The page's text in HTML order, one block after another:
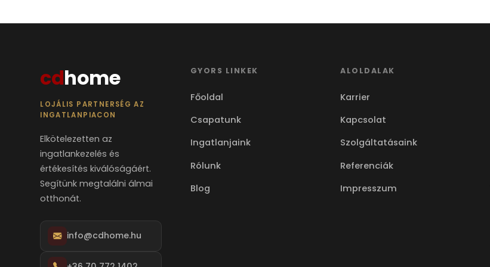
cdhome
LOJÁLIS PARTNERSÉG AZ
INGATLANPIACON
Elkötelezetten az
ingatlankezelés és
értékesítés kiválóságáért.
Segítünk megtalálni álmai
otthonát.
info@cdhome.hu
GYORS LINKEK
Főoldal
Csapatunk
Ingatlanjaink
Rólunk
Blog
ALOLDALAK
Karrier
Kapcsolat
Szolgáltatásaink
Referenciák
Impresszum